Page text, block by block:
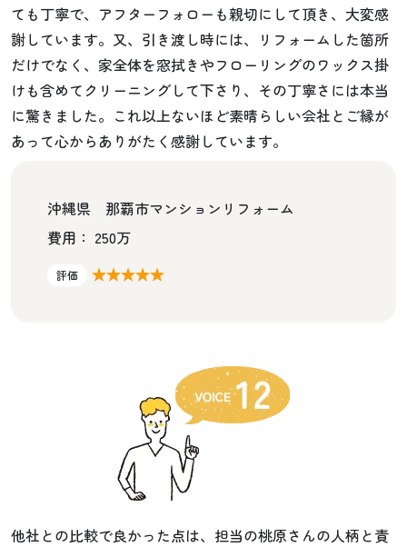
ても丁寧で、アフターフォローも親切にして頂き、大変感
謝しています。又、引き渡し時には、リフォームした箇所
だけでなく、家全体を窓拭きやフローリングのワックス掛
けも含めてクリーニングして下さり、その丁寧さには本当
に驚きました。これ以上ないほど素晴らしい会社とご縁が
あって心からありがたく感謝しています。
沖縄県 那覇市マンションリフォーム
費用： 250万
評価 ★★★★★
他社との比較で良かった点は、担当の桃原さんの人柄と責